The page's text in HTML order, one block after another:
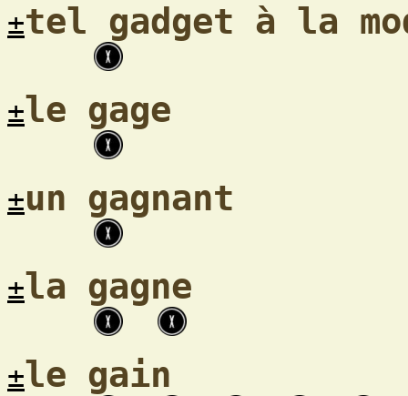
±tel gadget à la
±le gage
±un gagnant
±la gagne
±le gain